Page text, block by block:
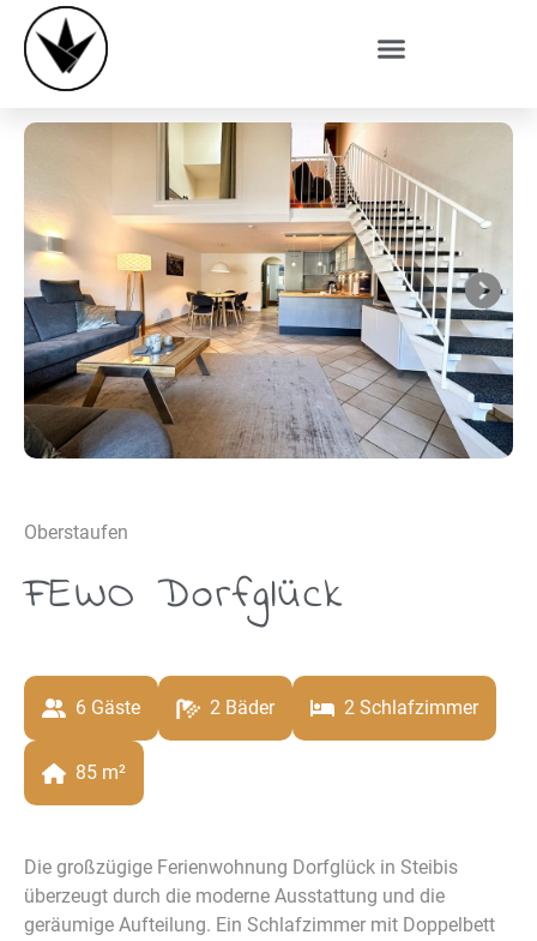
Next
Oberstaufen
FEWO Dorfglück
6 Gäste 2 Bäder 2 Schlafzimmer
85 m²
Die großzügige Ferienwohnung Dorfglück in Steibis
überzeugt durch die moderne Ausstattung und die
geräumige Aufteilung. Ein Schlafzimmer mit Doppelbett